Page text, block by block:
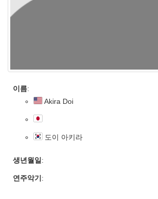
이름:
Akira Doi
도이 아키라
생년월일 :
연주악기 :